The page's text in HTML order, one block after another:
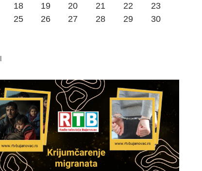
18 19 20 21 22
23
25 26 27 28 29
30